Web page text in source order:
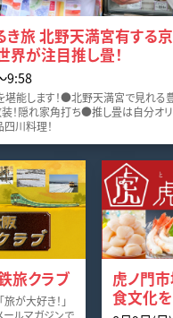
き旅 北野天満宮有する京
界が注目推し畳！
9:58
能します！●北野天満宮で見れる
！隠れ家角打ち●推し畳は自分オ
川料理！
旅クラブ
旅が大好き！」
虎ノ門
食文化を